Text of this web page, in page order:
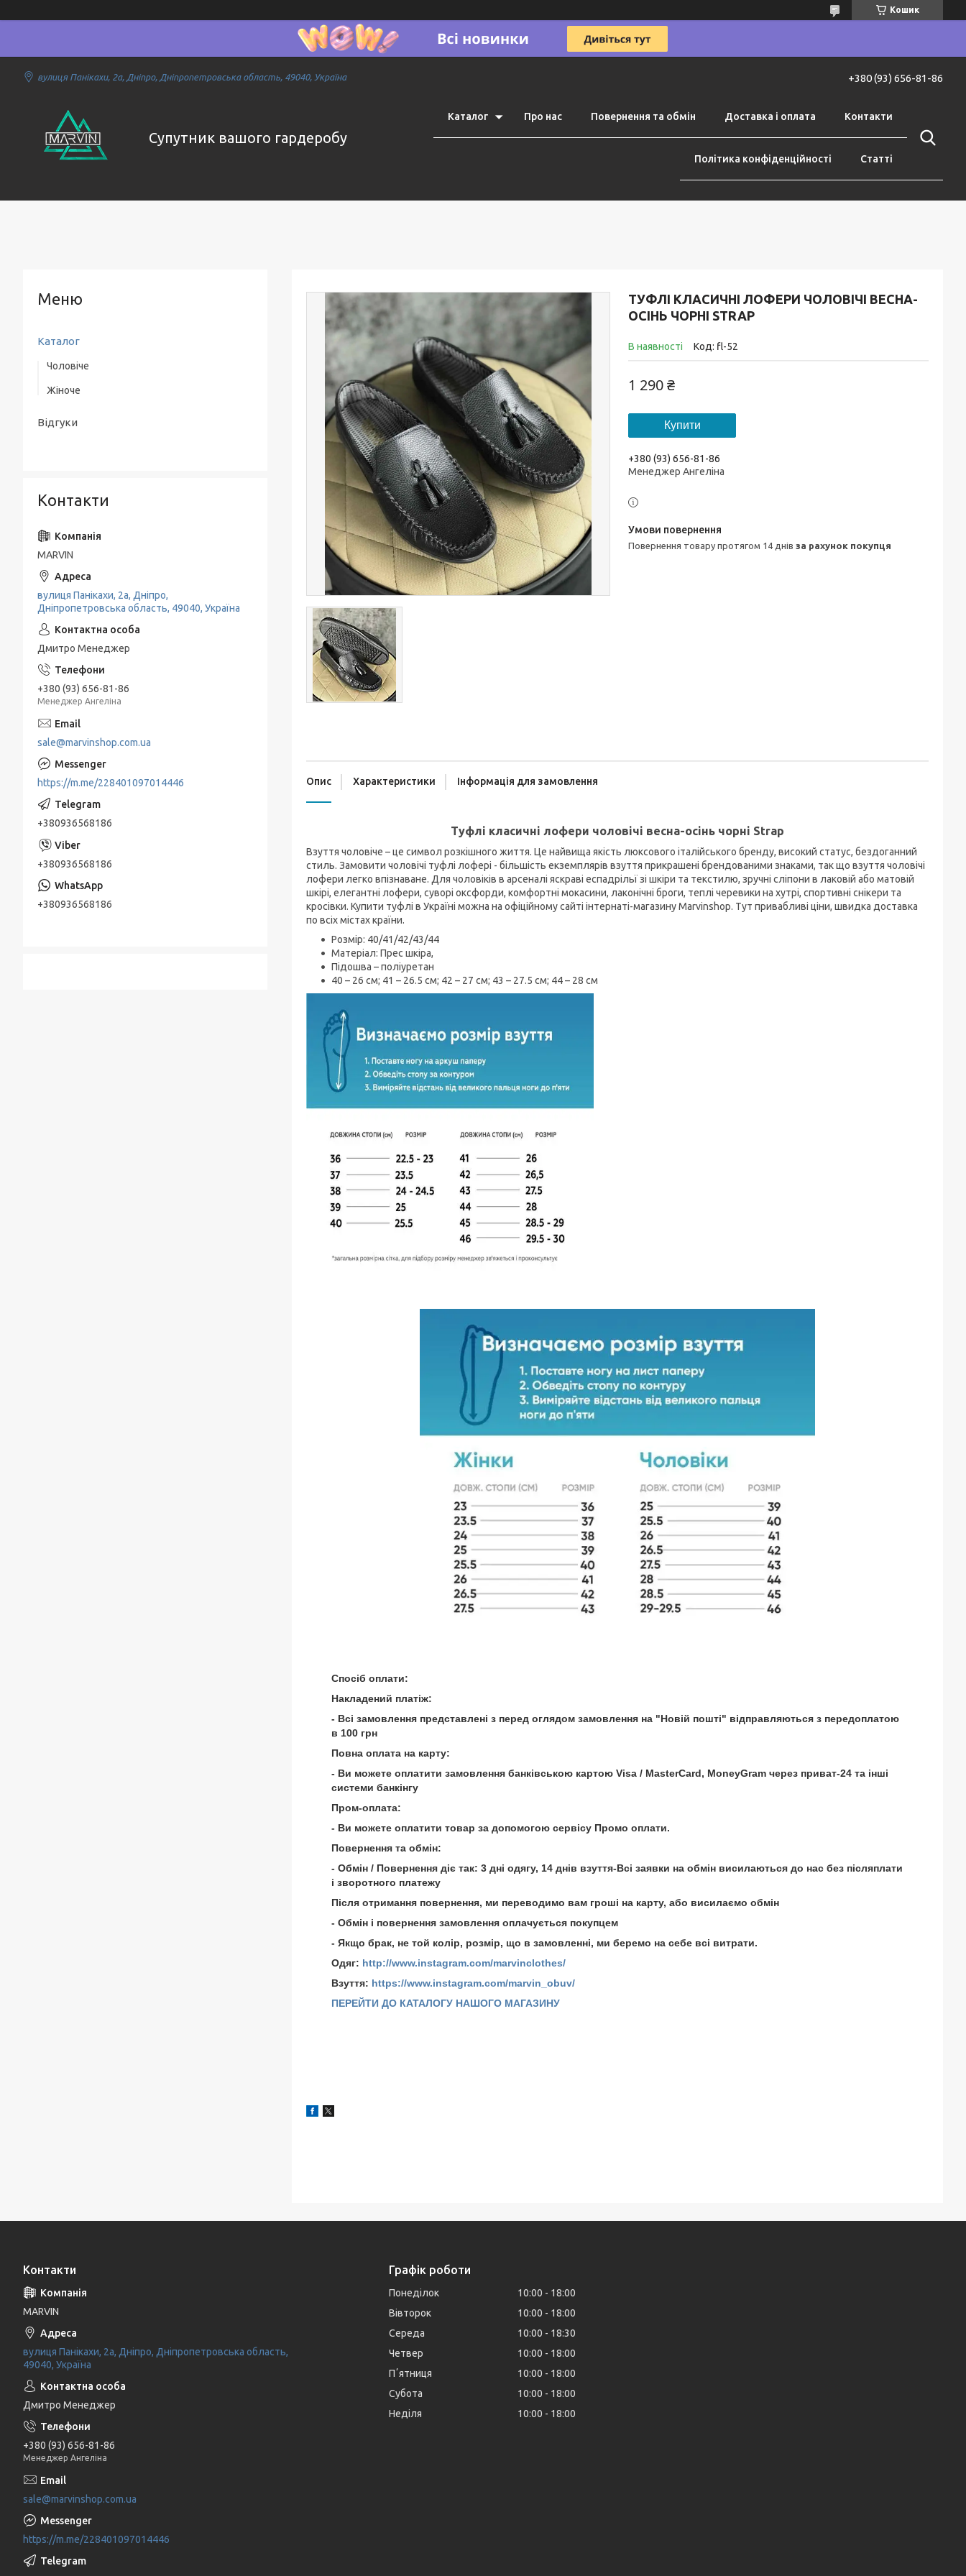
Кошик
вулиця Панікахи, 2а, Дніпро, Дніпропетровська область, 49040, Україна +380 (93) 656-81-86
Супутник вашого гардеробу
Каталог Про нас Повернення та обмін Доставка і оплата Контакти
Політика конфіденційності Статті
ТУФЛІ КЛАСИЧНІ ЛОФЕРИ ЧОЛОВІЧІ ВЕСНА-
ОСІНЬ ЧОРНІ STRAP
В наявності Код: fl-52
1 290 ₴
Купити
+380 (93) 656-81-86
Менеджер Ангеліна
повернення товару протягом 14 днів за рахунок покупця
Опис Характеристики Інформація для замовлення
Туфлі класичні лофери чоловічі весна-осінь чорні Strap
Взуття чоловіче – це символ розкішного життя. Це найвища якість люксового італійського бренду, високий статус, бездоганний
стиль. Замовити чоловічі туфлі лофері - більшість екземплярів взуття прикрашені брендованими знаками, так що взуття чоловічі
лофери легко впізнаване. Для чоловіків в арсеналі яскраві еспадрільї зі шкіри та текстилю, зручні сліпони в лаковій або матовій
шкірі, елегантні лофери, суворі оксфорди, комфортні мокасини, лаконічні броги, теплі черевики на хутрі, спортивні снікери та
кросівки. Купити туфлі в Україні можна на офіційному сайті інтернаті-магазину Marvinshop. Тут привабливі ціни, швидка доставка
по всіх містах країни.
Розмір: 40/41/42/43/44
Матеріал: Прес шкіра,
Підошва – поліуретан
40 – 26 см; 41 – 26.5 см; 42 – 27 см; 43 – 27.5 см; 44 – 28 см
Спосіб оплати:
Накладений платіж:
- Всі замовлення представлені з перед оглядом замовлення на "Новій пошті" відправляються з передоплатою
в 100 грн
Повна оплата на карту:
- Ви можете оплатити замовлення банківською картою Visa / MasterCard, MoneyGram через приват-24 та інші
системи банкінгу
Пром-оплата:
- Ви можете оплатити товар за допомогою сервісу Промо оплати.
Повернення та обмін:
- Обмін / Повернення діє так: 3 дні одягу, 14 днів взуття-Всі заявки на обмін висилаються до нас без післяплати
і зворотного платежу
Після отримання повернення, ми переводимо вам гроші на карту, або висилаємо обмін
- Обмін і повернення замовлення оплачується покупцем
- Якщо брак, не той колір, розмір, що в замовленні, ми беремо на себе всі витрати.
Одяг: http://www.instagram.com/marvinclothes/
Взуття: https://www.instagram.com/marvin_obuv/
ПЕРЕЙТИ ДО КАТАЛОГУ НАШОГО МАГАЗИНУ
Каталог
Чоловіче
Верхній одяг
Жіноче
Відгуки
Контакти
MARVIN
вулиця Панікахи, 2а, Дніпро,
Дніпропетровська область, 49040, Україна
Дмитро Менеджер
+380 (93) 656-81-86
Менеджер Ангеліна
sale@marvinshop.com.ua
https://m.me/228401097014446
+380936568186
+380936568186
+380936568186
Контакти
MARVIN
вулиця Панікахи, 2а, Дніпро, Дніпропетровська область,
49040, Україна
Дмитро Менеджер
+380 (93) 656-81-86
Менеджер Ангеліна
sale@marvinshop.com.ua
https://m.me/228401097014446
Графік роботи
Понеділок 10:00
18:00
Вівторок
10:00
18:00
Середа
10:00
18:30
Четвер
10:00
18:00
Пʼятниця
10:00
18:00
Субота
10:00
18:00
Неділя
10:00 18:00